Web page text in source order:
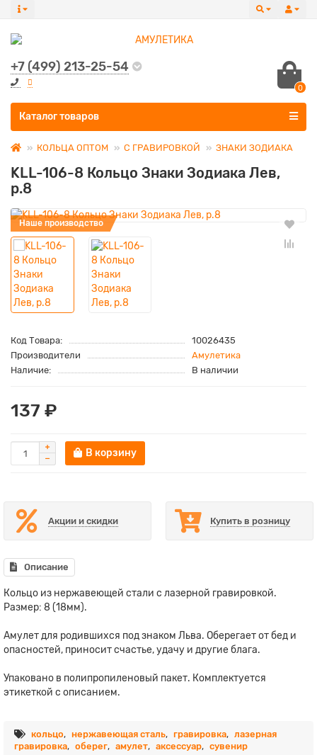
+7 (499) 213-25-54
0
Все категории
Каталог товаров
КОЛЬЦА ОПТОМ С ГРАВИРОВКОЙ ЗНАКИ ЗОДИАКА
KLL-106-8 Кольцо Знаки Зодиака Лев,
р.8
Наше производство
Код Товара:
10026435
Производители
Амулетика
Наличие:
В наличии
137 ₽
В корзину
Акции и скидки Купить в розницу
Описание
Кольцо из нержавеющей стали с лазерной гравировкой.
Размер: 8 (18мм).
Амулет для родившихся под знаком Льва. Оберегает от бед и
опасностей, приносит счастье, удачу и другие блага.
Упаковано в полипропиленовый пакет. Комплектуется
этикеткой с описанием.
кольцо, нержавеющая сталь, гравировка, лазерная
гравировка, оберег, амулет, аксессуар, сувенир